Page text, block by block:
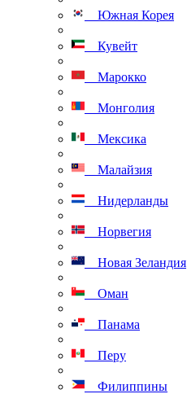
Южная Корея
Кувейт
Марокко
Монголия
Мексика
Малайзия
Нидерланды
Норвегия
Новая Зеландия
Оман
Панама
Перу
Филиппины